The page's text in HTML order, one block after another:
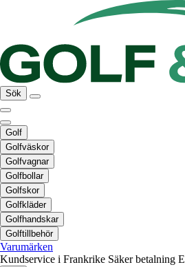
Sök
Golf
Golfväskor
Golfvagnar
Golfbollar
Golfskor
Golfkläder
Golfhandskar
Golftillbehör
Varumärken
Kundservice i Frankrike Säker betalning